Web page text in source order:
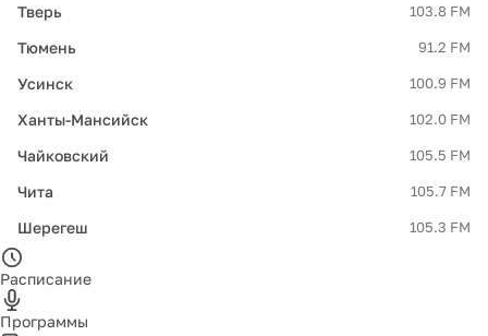
Тверь 103.8 FM
Тюмень 91.2 FM
Усинск 100.9 FM
Ханты-Мансийск 102.0 FM
Чайковский 105.5 FM
Чита 105.7 FM
Шерегеш 105.3 FM
Расписание
Программы